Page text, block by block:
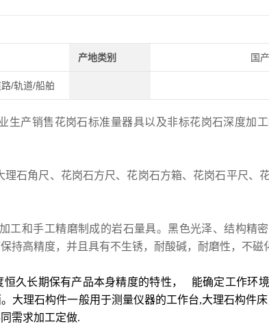
产地类别 国产
/轨道/船舶
生产销售花岗石标准量器具以及非标花岗石深度加
石角尺、花岗石方尺、 花岗石方箱、花岗石平尺、
工和手工精磨制成的岩石量具。黑色光泽、结构精
持高精度，并且具有不生锈，耐酸碱，耐磨性，不磁
恒久长期保有产品本身精度的特性， 能确定工作环
大理石构件一般用于测量仪器的工作台,大理石构件
需求加工定做.